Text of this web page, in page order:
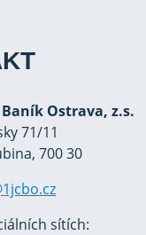
Ostrava, z.s.
71/11
700 30
sítích: